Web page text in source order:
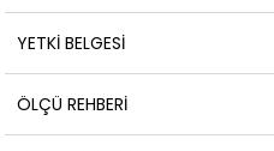
YETKİ BELGESİ
ÖLÇÜ REHBERI